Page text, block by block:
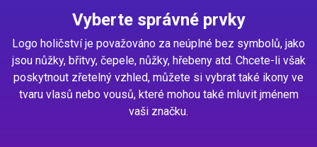
Vyberte správné prvky
Logo holičství je považováno za neúplné bez symbolů, jako
jsou nůžky, břitvy, čepele, nůžky, hřebeny atd. Chcete-li však
poskytnout zřetelný vzhled, můžete si vybrat také ikony ve
tvaru vlasů nebo vousů, které mohou také mluvit jménem
vaši značku.